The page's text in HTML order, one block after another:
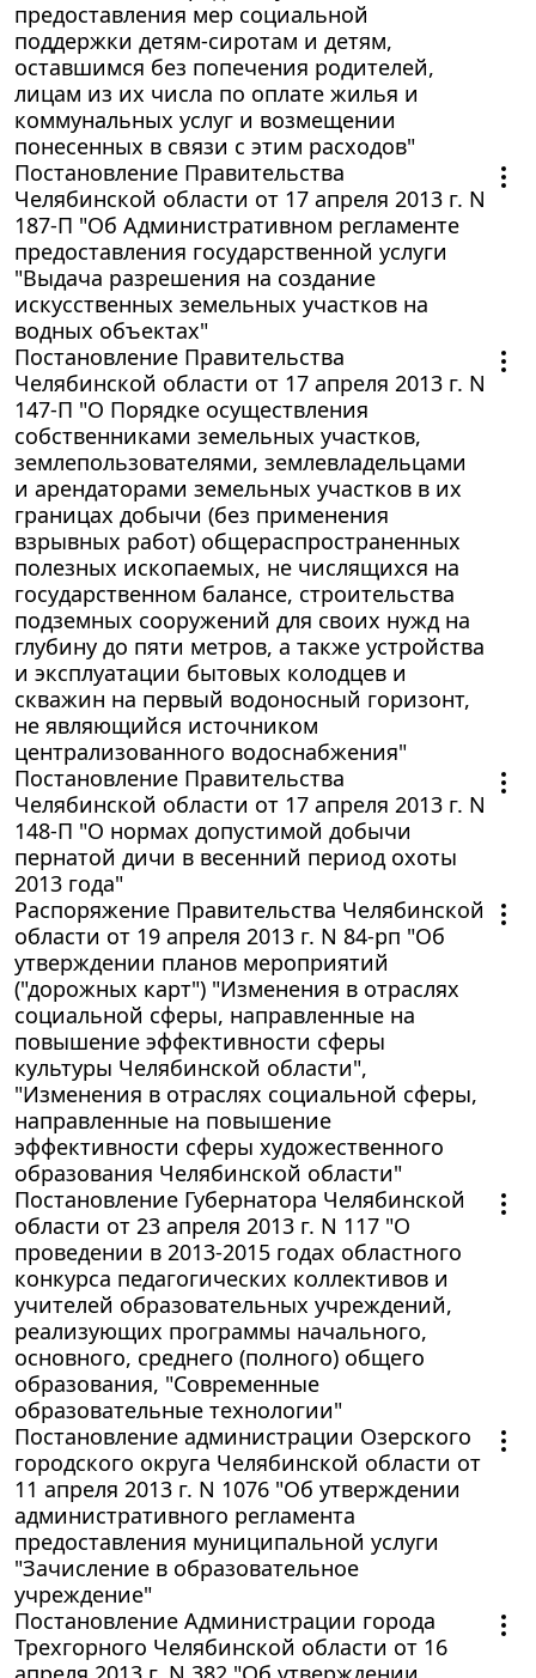
предоставления мер социальной
поддержки детям-сиротам и детям,
оставшимся без попечения родителей,
лицам из их числа по оплате жилья и
коммунальных услуг и возмещении
понесенных в связи с этим расходов"
Постановление Правительства
Челябинской области от 17 апреля 2013 г. N
187-П "Об Административном регламенте
предоставления государственной услуги
"Выдача разрешения на создание
искусственных земельных участков на
водных объектах"
Постановление Правительства
Челябинской области от 17 апреля 2013 г. N
147-П "О Порядке осуществления
собственниками земельных участков,
землепользователями, землевладельцами
и арендаторами земельных участков в их
границах добычи (без применения
взрывных работ) общераспространенных
полезных ископаемых, не числящихся на
государственном балансе, строительства
подземных сооружений для своих нужд на
глубину до пяти метров, а также устройства
и эксплуатации бытовых колодцев и
скважин на первый водоносный горизонт,
не являющийся источником
централизованного водоснабжения"
Постановление Правительства
Челябинской области от 17 апреля 2013 г. N
148-П "О нормах допустимой добычи
пернатой дичи в весенний период охоты
2013 года"
Распоряжение Правительства Челябинской
области от 19 апреля 2013 г. N 84-рп "Об
утверждении планов мероприятий
("дорожных карт") "Изменения в отраслях
социальной сферы, направленные на
повышение эффективности сферы
культуры Челябинской области",
"Изменения в отраслях социальной сферы,
направленные на повышение
эффективности сферы художественного
образования Челябинской области"
Постановление Губернатора Челябинской
области от 23 апреля 2013 г. N 117 "О
проведении в 2013-2015 годах областного
конкурса педагогических коллективов и
учителей образовательных учреждений,
реализующих программы начального,
основного, среднего (полного) общего
образования, "Современные
образовательные технологии"
Постановление администрации Озерского
городского округа Челябинской области от
11 апреля 2013 г. N 1076 "Об утверждении
административного регламента
предоставления муниципальной услуги
"Зачисление в образовательное
учреждение"
Постановление Администрации города
Трехгорного Челябинской области от 16